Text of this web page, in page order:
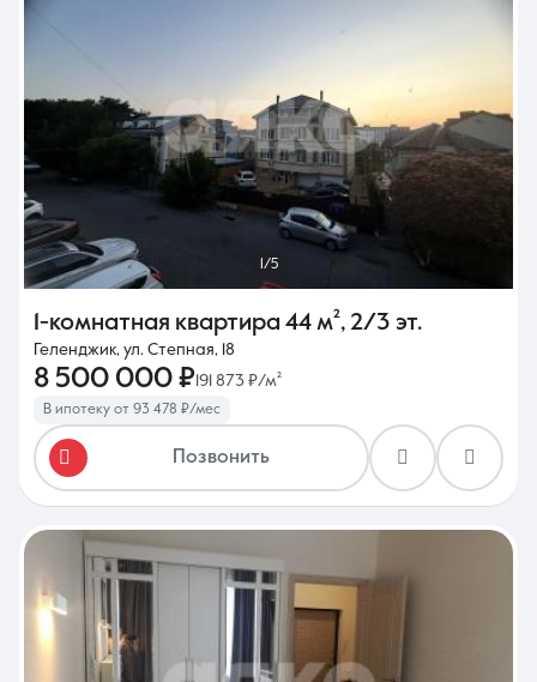
1/5
1-комнатная квартира 44 м², 2/3 эт.
Геленджик, ул. Степная, 18
8 500 000 ₽ 191 873 ₽/м²
В ипотеку от 93 478 ₽/мес
Позвонить